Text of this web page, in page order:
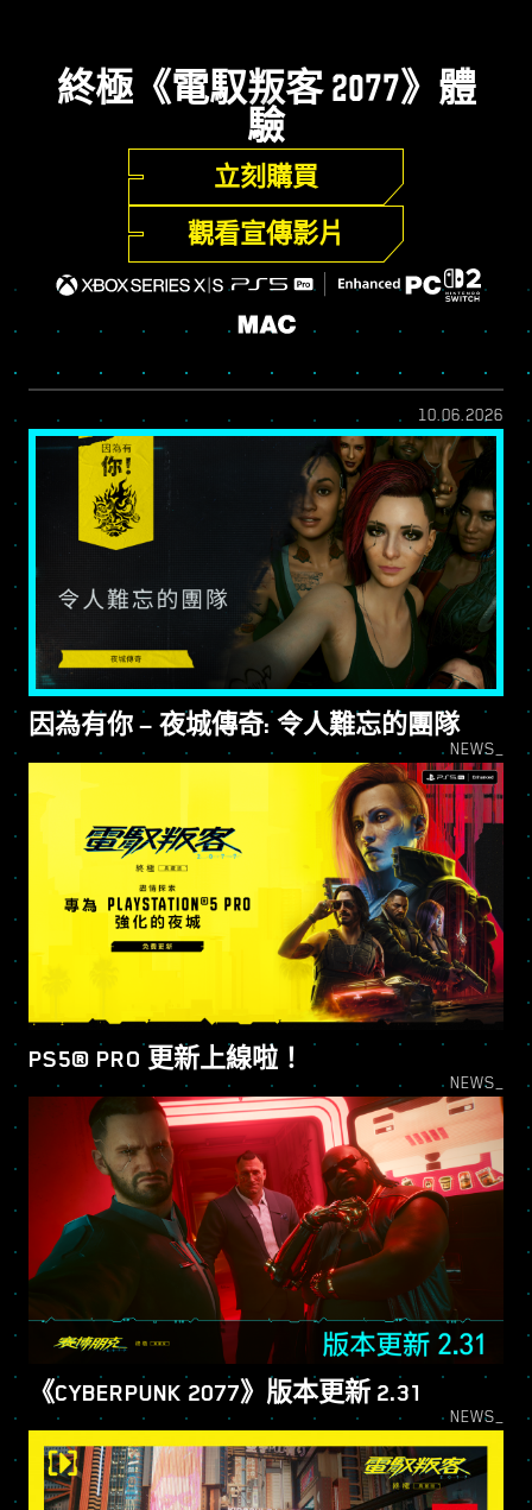
終極《電馭叛客 2077》體
驗
立刻購買
觀看宣傳影片
10.06.2026
因為有你 — 夜城傳奇: 令人難忘的團隊
NEWS_
PS5® PRO 更新上線啦！
NEWS_
《CYBER​​PUNK 2077》版本更新 2.31
NEWS_